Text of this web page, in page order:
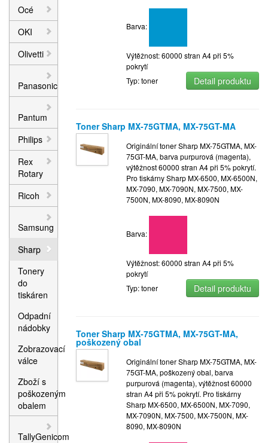
Océ
OKI
Olivetti
Panasonic
Pantum
Philips
Rex
Rotary
Ricoh
Samsung
Sharp
Tonery
do
tiskáren
Odpadní
nádobky
Zobrazovací
válce
Zboží s
poškozeným
obalem
TallyGenicom
Barva:
Výtěžnost: 60000 stran A4 při 5%
pokrytí
Typ: toner
Detail produktu
Toner Sharp MX-75GTMA, MX-75GT-MA
Originální toner Sharp MX-75GTMA, MX-
75GT-MA, barva purpurová (magenta),
výtěžnost 60000 stran A4 při 5% pokrytí.
Pro tiskárny Sharp MX-6500, MX-6500N,
MX-7090, MX-7090N, MX-7500, MX-
7500N, MX-8090, MX-8090N
Barva:
Výtěžnost: 60000 stran A4 při 5%
pokrytí
Typ: toner
Detail produktu
Toner Sharp MX-75GTMA, MX-75GT-MA,
poškozený obal
Originální toner Sharp MX-75GTMA, MX-
75GT-MA, poškozený obal, barva
purpurová (magenta), výtěžnost 60000
stran A4 při 5% pokrytí. Pro tiskárny
Sharp MX-6500, MX-6500N, MX-7090,
MX-7090N, MX-7500, MX-7500N, MX-
8090, MX-8090N